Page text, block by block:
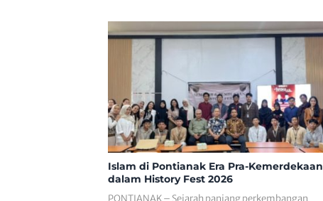
Islam di Pontianak Era Pra-Kemerdekaan
dalam History Fest 2026